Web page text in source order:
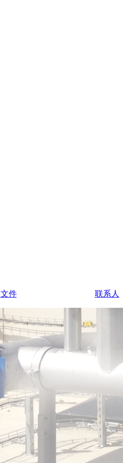
文件 联系人